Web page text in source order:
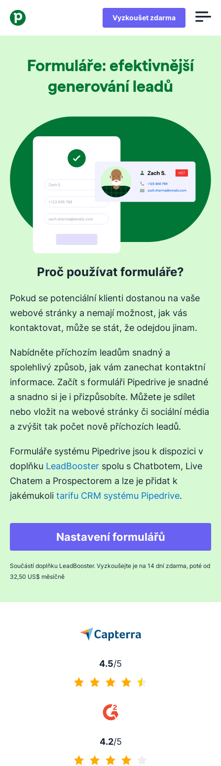
Vyzkoušet zdarma
Formuláře: efektivnější
generování leadů
Proč používat formuláře?
Pokud se potenciální klienti dostanou na vaše
webové stránky a nemají možnost, jak vás
kontaktovat, může se stát, že odejdou jinam.
Nabídněte příchozím leadům snadný a
spolehlivý způsob, jak vám zanechat kontaktní
informace. Začít s formuláři Pipedrive je snadné
a snadno si je i přizpůsobíte. Můžete je sdílet
nebo vložit na webové stránky či sociální média
a zvýšit tak počet nově příchozích leadů.
Formuláře systému Pipedrive jsou k dispozici v
doplňku LeadBooster spolu s Chatbotem, Live
Chatem a Prospectorem a lze je přidat k
jakémukoli tarifu CRM systému Pipedrive.
Nastavení formulářů
Součástí doplňku LeadBooster. Vyzkoušejte je na 14 dní zdarma, poté od
32,50 US$ měsíčně
4.5/5
4.2/5